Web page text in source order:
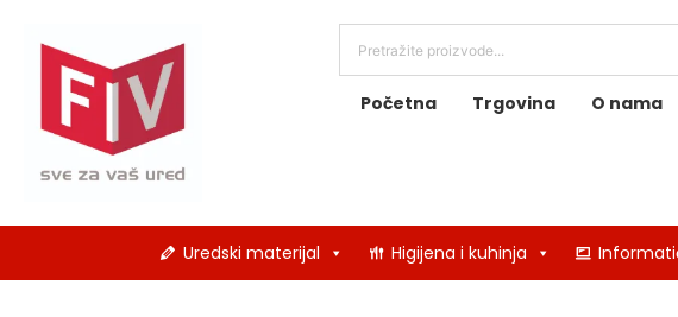
Početna Trgovina O nama
Uredski materijal Higijena i kuhinja